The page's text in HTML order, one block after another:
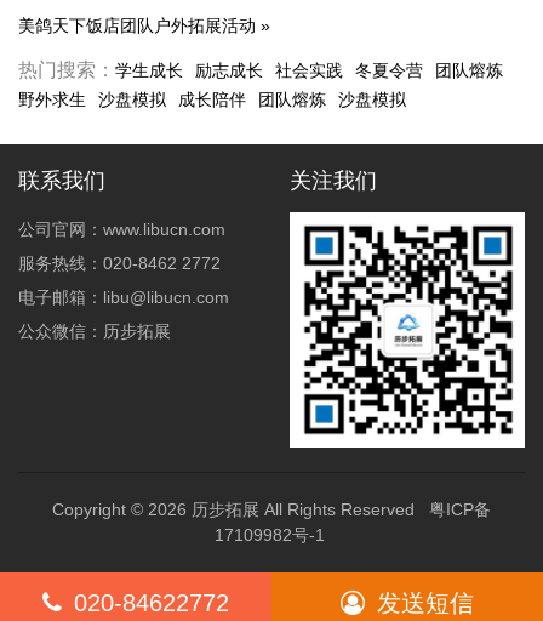
美鸽天下饭店团队户外拓展活动 »
热门搜索： 学生成长 励志成长 社会实践 冬夏令营
团队熔炼
野外求生
沙盘模拟 成长陪伴 团队熔炼 沙盘模拟
联系我们
公司官网：www.libucn.com
服务热线：020-8462 2772
电子邮箱：libu@libucn.com
公众微信：历步拓展
关注我们
Copyright © 2026 历步拓展 All Rights Reserved 粤ICP备
17109982号-1
020-84622772 发送短信